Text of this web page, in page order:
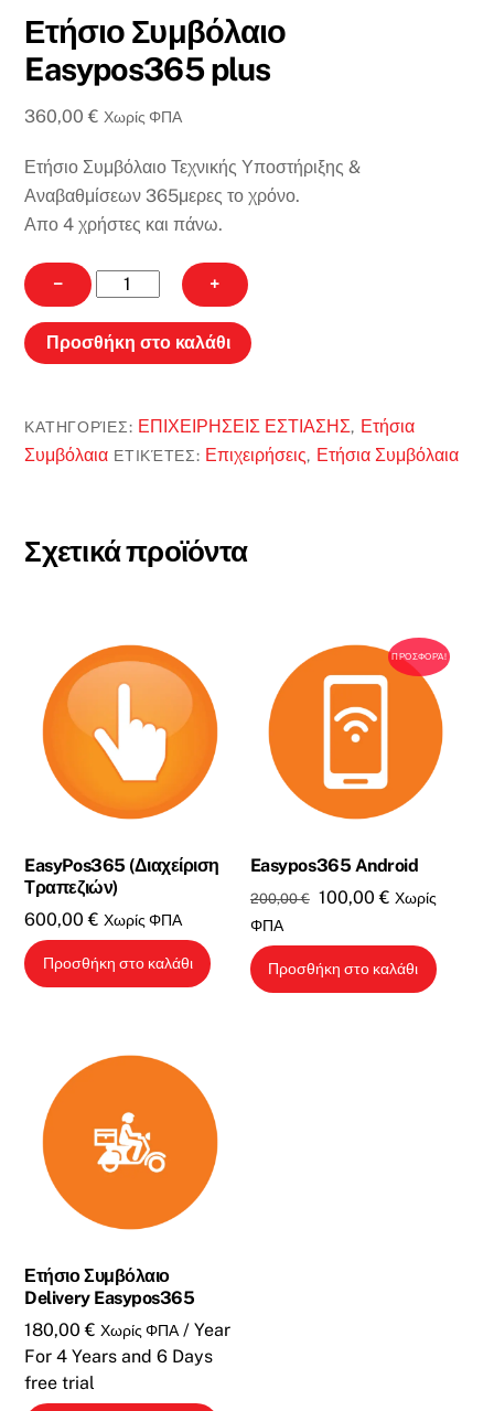
Ετήσιο Συμβόλαιο
Easypos365 plus
360,00€ Χωρίς ΦΠΑ
Ετήσιο Συμβόλαιο Τεχνικής Υποστήριξης &
Αναβαθμίσεων 365μερες το χρόνο.
Απο 4 χρήστες και πάνω.
−
Ετήσιο
Συμβόλαιο
Easypos365
plus
+
Προσθήκη στο καλάθι
ΚΑΤΗΓΟΡΊΕΣ: ΕΠΙΧΕΙΡΗΣΕΙΣ ΕΣΤΙΑΣΗΣ, Ετήσια
Συμβόλαια ΕΤΙΚΈΤΕΣ: Επιχειρήσεις, Ετήσια Συμβόλαια
Σχετικά προϊόντα
EasyPos365 (Διαχείριση
Τραπεζιών)
600,00€ Χωρίς ΦΠΑ
Προσθήκη στο καλάθι
ΠΡΟΣΦΟΡΆ!
Easypos365 Android
200,00€ Original
was:
200,00 €.
100,00€Η
τιμή
είναι:
Χωρίς
ΦΠΑ
Προσθήκη στο καλάθι
Ετήσιο Συμβόλαιο
Delivery Easypos365
180,00€ Χωρίς ΦΠΑ / Year
For 4 Yearsand 6 Days
free trial